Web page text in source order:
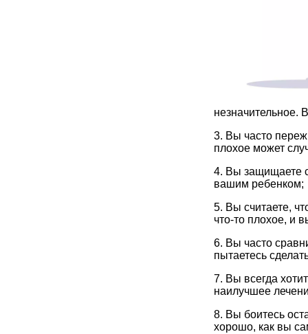
незначительное.
3. Вы часто
плохое может
4. Вы защищаете
вашим ребенком;
5. Вы считаете,
что-то плохое, и
6. Вы часто
пытаетесь
7. Вы всегда
наилучшее
8. Вы боитесь
хорошо, как вы